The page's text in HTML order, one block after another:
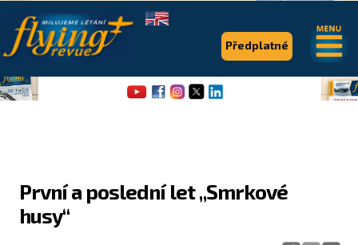
První a poslední let „Smrkové
husy“
Předplatné
.